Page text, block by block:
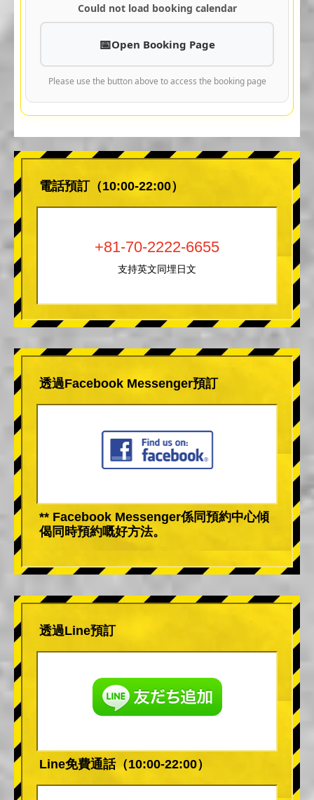
Could not load booking calendar
Open Booking Page
Please use the button above to access the booking page
電話預訂（10:00-22:00）
+81-70-2222-6655
支持英文同埋日文
透過Facebook Messenger預訂
** Facebook Messenger係同預約中心傾
偈同時預約嘅好方法。
透過Line預訂
Line免費通話（10:00-22:00）